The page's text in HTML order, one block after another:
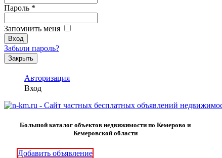
Пароль *
Запомнить меня
Забыли пароль?
Закрыть
Авторизация
Вход
Большой каталог объектов недвижимости по Кемерово и
Кемеровской области
Добавить объявление